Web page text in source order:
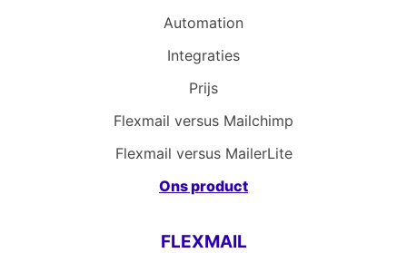
Automation
Integraties
Prijs
Flexmail versus Mailchimp
Flexmail versus MailerLite
Ons product
FLEXMAIL